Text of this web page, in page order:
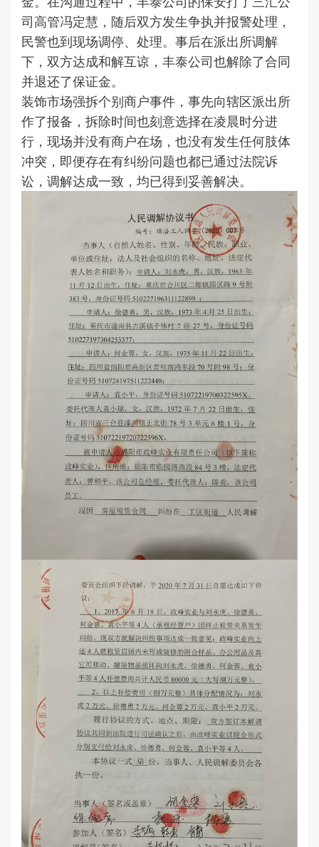
司高管冯定慧，随后双方发生争执并报警处理，
民警也到现场调停、处理。事后在派出所调解
下，双方达成和解互谅，丰泰公司也解除了合同
并退还了保证金。
装饰市场强拆个别商户事件，事先向辖区派出所
作了报备，拆除时间也刻意选择在凌晨时分进
行，现场并没有商户在场，也没有发生任何肢体
冲突，即便存在有纠纷问题也都已通过法院诉
讼，调解达成一致，均已得到妥善解决。